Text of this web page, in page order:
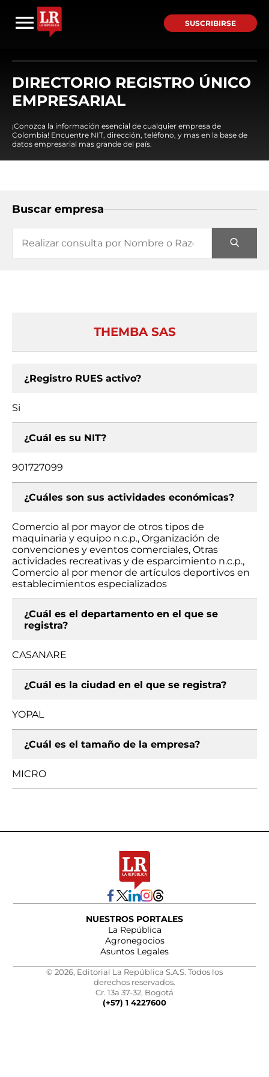
SUSCRIBIRSE
DIRECTORIO REGISTRO ÚNICO
EMPRESARIAL
¡Conozca la información esencial de cualquier empresa de
Colombia! Encuentre NIT, dirección, teléfono, y mas en la base de
datos empresarial mas grande del país.
Buscar empresa
THEMBA SAS
¿Registro RUES activo?
Si
¿Cuál es su NIT?
901727099
¿Cuáles son sus actividades económicas?
Comercio al por mayor de otros tipos de
maquinaria y equipo n.c.p., Organización de
convenciones y eventos comerciales, Otras
actividades recreativas y de esparcimiento n.c.p.,
Comercio al por menor de artículos deportivos en
establecimientos especializados
¿Cuál es el departamento en el que se
registra?
CASANARE
¿Cuál es la ciudad en el que se registra?
YOPAL
¿Cuál es el tamaño de la empresa?
MICRO
NUESTROS PORTALES
La República
Agronegocios
Asuntos Legales
© 2026, Editorial La República S.A.S. Todos los
derechos reservados.
Cr. 13a 37-32, Bogotá
(+57) 1 4227600